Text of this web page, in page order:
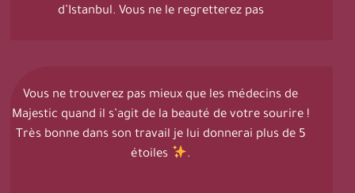
d’Istanbul. Vous ne le regretterez pas
Vous ne trouverez pas mieux que les médecins de
Majestic quand il s’agit de la beauté de votre sourire !
Très bonne dans son travail je lui donnerai plus de 5
étoiles
.